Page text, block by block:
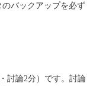
バックアップを必ず
討論2分）です。討論